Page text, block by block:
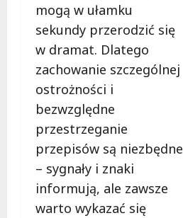
mogą w ułamku
sekundy przerodzić się
w dramat. Dlatego
zachowanie szczególnej
ostrożności i
bezwzględne
przestrzeganie
przepisów są niezbędne
– sygnały i znaki
informują, ale zawsze
warto wykazać się